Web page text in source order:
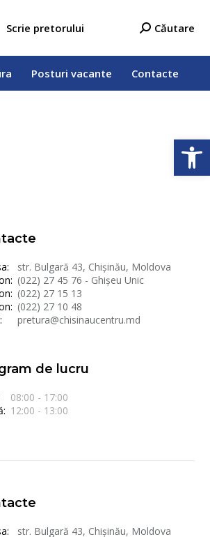
Scrie pretorului Search:
Căutare
Posturi vacante Contacte
str. Bulgară 43, Chișinău, Moldova
(022) 27 45 76 - Ghișeu Unic
(022) 27 15 13
(022) 27 10 48
pretura@chisinaucentru.md
de lucru
08:00 - 17:00
12:00 - 13:00
str. Bulgară 43, Chișinău, Moldova
Posturi vacante Contacte